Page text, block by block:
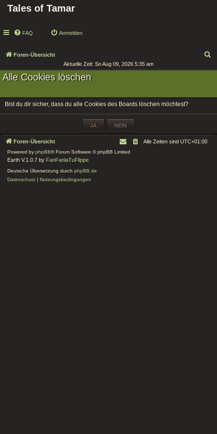
Tales of Tamar
FAQ Anmelden
Foren-Übersicht
Aktuelle Zeit: So Aug 09, 2026 5:35 am
Alle Cookies löschen
Bist du dir sicher, dass du alle Cookies des Boards löschen möchtest?
Foren-Übersicht Alle Zeiten sind UTC+01:00
Powered by phpBB® Forum Software © phpBB Limited
Earth V.1.0.7 by FanFanlaTuFlippe
Deutsche Übersetzung durch phpBB.de
Datenschutz | Nutzungsbedingungen